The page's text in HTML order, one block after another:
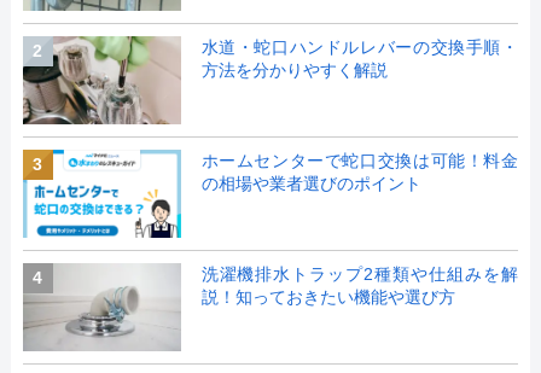
2
水道・蛇口ハンドルレバーの交換手順・
方法を分かりやすく解説
3
ホームセンターで蛇口交換は可能！料金
の相場や業者選びのポイント
4
洗濯機排水トラップ2種類や仕組みを解
説！知っておきたい機能や選び方